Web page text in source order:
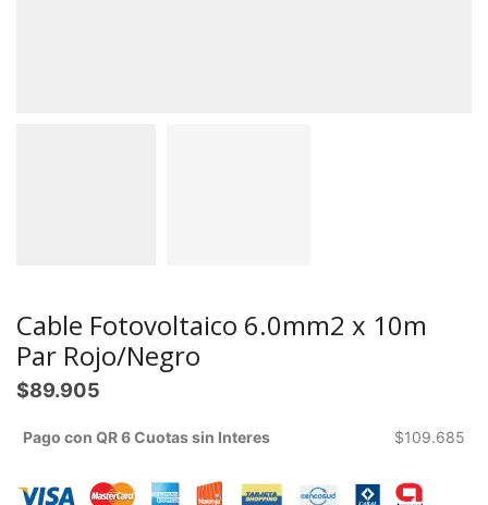
Cable Fotovoltaico 6.0mm2 x 10m
Par Rojo/Negro
$89.905
Pago con QR 6 Cuotas sin Interes $109.685